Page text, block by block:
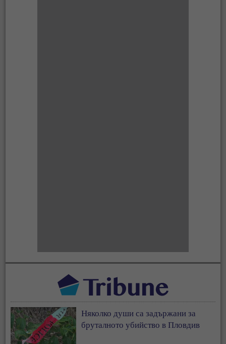
Няколко души са задържани за
бруталното убийство в Пловдив